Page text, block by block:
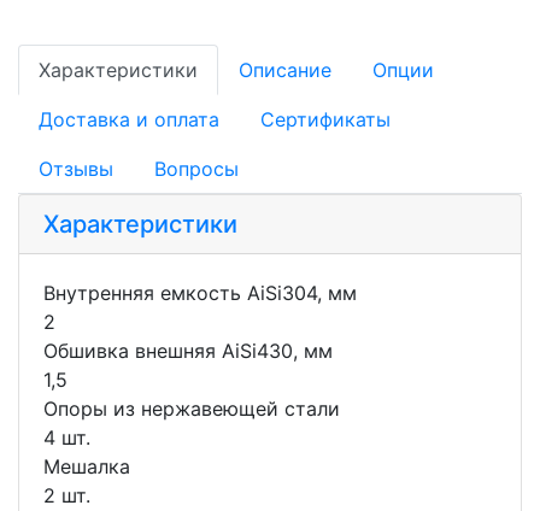
Характеристики Описание Опции
Доставка и оплата Сертификаты
Отзывы Вопросы
Характеристики
Внутренняя емкость AiSi304, мм
2
Обшивка внешняя AiSi430, мм
1,5
Опоры из нержавеющей стали
4 шт.
Мешалка
2 шт.